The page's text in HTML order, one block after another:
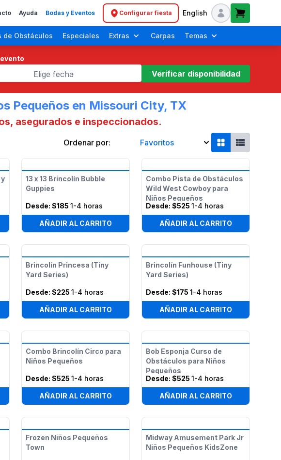
Ayuda Bodas y Eventos
Header navigation
Configurar fiesta English
de Obstáculos Especiales Extras Carpas Temas
Elige fecha Verificar disponibilidad
Pequeños en Missouri City, TX
asegurados e inspeccionados.
Ordenar por: Favoritos
13 x 13 Brincolín Bubble
Guppies
Desde: $185 1-4 horas
AÑADIR AL CARRITO
Combo Pista de Obstáculos
Wild West Cowboy para
Niños Pequeños
Desde: $525 1-4 horas
AÑADIR AL CARRITO
Brincolín Princesa (Tiny
Yard Series)
Desde: $225 1-4 horas
AÑADIR AL CARRITO
Brincolín Funhouse (Tiny
Yard Series)
Desde: $175 1-4 horas
AÑADIR AL CARRITO
Combo Brincolín Circo para
Niños Pequeños
Desde: $525 1-4 horas
AÑADIR AL CARRITO
Bob Esponja Curso de
Obstáculos para Niños
Pequeños
Desde: $525 1-4 horas
AÑADIR AL CARRITO
Frozen Niños Pequeños
Town
Midway Amusement Park Jr
Niños Pequeños KidsZone